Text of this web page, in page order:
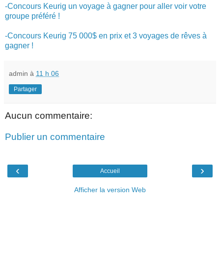
-Concours Keurig un voyage à gagner pour aller voir votre
groupe préféré !
-Concours Keurig 75 000$ en prix et 3 voyages de rêves à
gagner !
admin à 11 h 06
Partager
Aucun commentaire:
Publier un commentaire
‹ ›
Accueil
Afficher la version Web